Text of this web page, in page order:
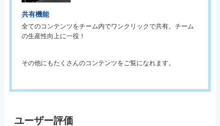
共有機能
全てのコンテンツをチーム内でワンクリックで共有。チーム
の生産性向上に一役！
その他にもたくさんのコンテンツをご覧になれます。